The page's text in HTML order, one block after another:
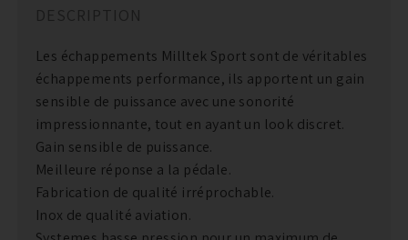
DESCRIPTION
Les échappements Milltek Sport sont de véritables
échappements performance, ils apportent un gain
sensible de puissance avec une sonorité
impressionnante, tout en ayant un look discret.
Gain sensible de puissance.
Meilleure réponse a la pédale.
Fabrication de qualité irréprochable.
Inox de qualité aviation.